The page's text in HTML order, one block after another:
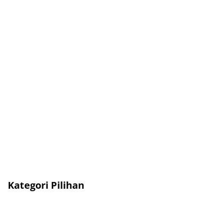
Kategori Pilihan